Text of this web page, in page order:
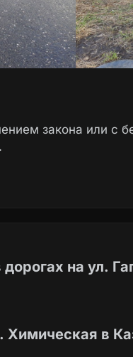
закона или с
на ул.
Химическая в